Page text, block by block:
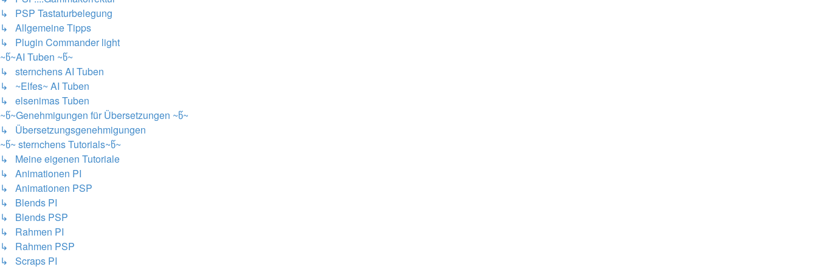
↳ PSP Tastaturbelegung
↳ Allgemeine Tipps
↳ Plugin Commander light
~წ~AI Tuben ~წ~
↳ sternchens AI Tuben
↳ ~Elfes~ AI Tuben
↳ elsenimas Tuben
~წ~Genehmigungen für Übersetzungen ~წ~
↳ Übersetzungsgenehmigungen
~წ~ sternchens Tutorials~წ~
↳ Meine eigenen Tutoriale
↳ Animationen PI
↳ Animationen PSP
↳ Blends PI
↳ Blends PSP
↳ Rahmen PI
↳ Rahmen PSP
↳ Scraps PI